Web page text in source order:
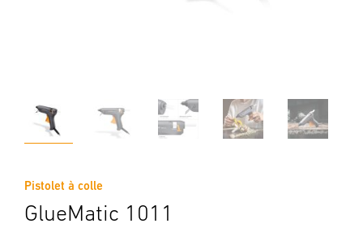
Pistolet à colle
GlueMatic 1011